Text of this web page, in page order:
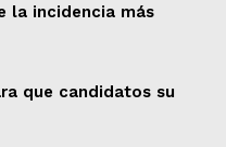
la incidencia más
que candidatos su